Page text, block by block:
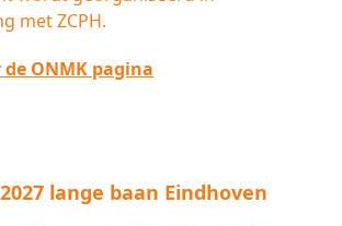
met ZCPH.
ONMK pagina
lange baan Eindhoven